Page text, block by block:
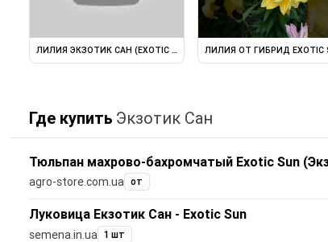
ЛИЛИЯ ЭКЗОТИК САН (EXOTIC SUN) ПОЧТИ РАСПУСТИЛАСЬ. 2023
ЛИЛИЯ ОТ ГИБРИД EXOTIC
Где купить Экзотик Сан
Тюльпан махрово-бахромчатый Exotic Sun
agro-store.com.ua от
Луковица Екзотик Сан - Exotic Sun
semena.in.ua 1 шт